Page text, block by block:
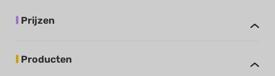
Prijzen
Producten